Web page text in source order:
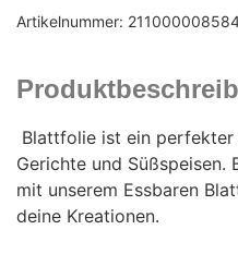
Artikelnummer:
Blattfolie ist ein
Gerichte und Süßspeisen.
mit unserem Essbaren
deine Kreationen.